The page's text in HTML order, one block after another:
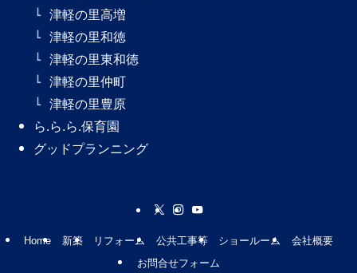
津軽の里高増
津軽の里和徳
津軽の里東和徳
津軽の里仲町
津軽の里豊原
ら.ら.ら.保育園
グッドプランニング
Home 新築 リフォーム 公共工事等 ショールーム
会社概要
お問合せフォーム